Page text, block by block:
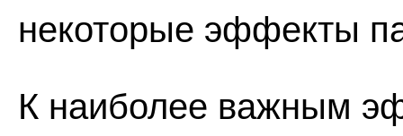
некоторые эффекты
К наиболее важным